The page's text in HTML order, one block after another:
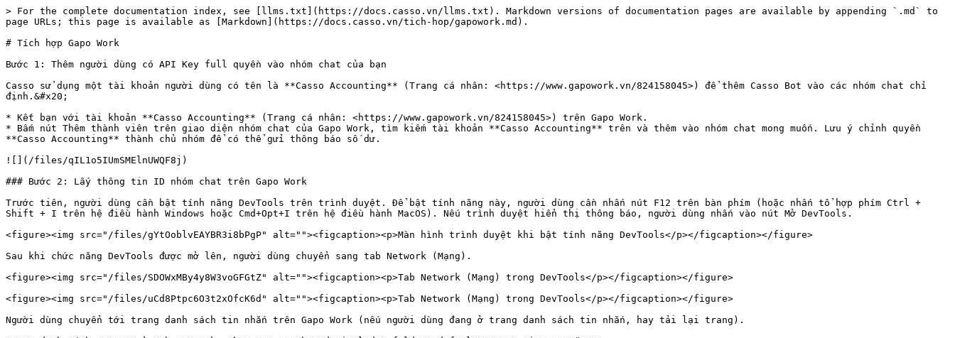
> For the complete documentation index, see [llms.txt](https://docs.casso.vn/llms.txt). Markdown versions of documentation pages are available by appending `.md` to
page URLs; this page is available as [Markdown](https://docs.casso.vn/tich-hop/gapowork.md).
# Tích hợp Gapo Work
Bước 1: Thêm người dùng có API Key full quyền vào nhóm chat của bạn
Casso sử dụng một tài khoản người dùng có tên là **Casso Accounting** (Trang cá nhân: <https://www.gapowork.vn/824158045>) để thêm Casso Bot vào các nhóm chat chỉ
định.&#x20;
* Kết bạn với tài khoản **Casso Accounting** (Trang cá nhân: <https://www.gapowork.vn/824158045>) trên Gapo Work.
* Bấm nút Thêm thành viên trên giao diện nhóm chat của Gapo Work, tìm kiếm tài khoản **Casso Accounting** trên và thêm vào nhóm chat mong muốn. Lưu ý chỉnh quyền
**Casso Accounting** thành chủ nhóm để có thể gửi thông báo số dư.
![](/files/qIL1o5IUmSMElnUWQF8j)
### Bước 2: Lấy thông tin ID nhóm chat trên Gapo Work
Trước tiên, người dùng cần bật tính năng DevTools trên trình duyệt. Để bật tính năng này, người dùng cần nhấn nút F12 trên bàn phím (hoặc nhấn tổ hợp phím Ctrl +
Shift + I trên hệ điều hành Windows hoặc Cmd+Opt+I trên hệ điều hành MacOS). Nếu trình duyệt hiển thị thông báo, người dùng nhấn vào nút Mở DevTools.
<figure><img src="/files/gYtOoblvEAYBR3i8bPgP" alt=""><figcaption><p>Màn hình trình duyệt khi bật tính năng DevTools</p></figcaption></figure>
Sau khi chức năng DevTools được mở lên, người dùng chuyển sang tab Network (Mạng).
<figure><img src="/files/SDOWxMBy4y8W3voGFGtZ" alt=""><figcaption><p>Tab Network (Mạng) trong DevTools</p></figcaption></figure>
<figure><img src="/files/uCd8Ptpc6O3t2xOfcK6d" alt=""><figcaption><p>Tab Network (Mạng) trong DevTools</p></figcaption></figure>
Người dùng chuyển tới trang danh sách tin nhắn trên Gapo Work (nếu người dùng đang ở trang danh sách tin nhắn, hay tải lại trang).